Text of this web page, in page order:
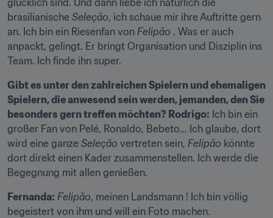
glücklich sind. Und dann liebe ich natürlich die
brasilianische Seleção, ich schaue mir ihre Auftritte gern
an. Ich bin ein Riesenfan von Felipão . Was er auch
anpackt, gelingt. Er bringt Organisation und Disziplin ins
Team. Ich finde ihn super.
Gibt es unter den zahlreichen Spielern und ehemaligen
Spielern, die anwesend sein werden, jemanden, den Sie
besonders gern treffen möchten? Rodrigo: Ich bin ein
großer Fan von Pelé, Ronaldo, Bebeto... Ich glaube, dort
wird eine ganze Seleção vertreten sein, Felipão könnte
dort direkt einen Kader zusammenstellen. Ich werde die
Begegnung mit allen genießen.
Fernanda: Felipão, meinen Landsmann ! Ich bin völlig
begeistert von ihm und will ein Foto machen.